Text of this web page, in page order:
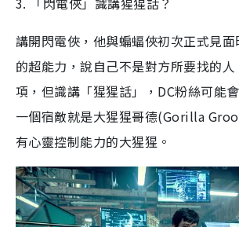
講開閃電俠，他與蝙蝠俠初次正式見
的超能力，說自己不是對方所要找的
項，但識講「猩猩話」，DC粉絲可能
一個宿敵就是大猩猩哥德(Gorilla
有心靈控制能力的大猩猩。